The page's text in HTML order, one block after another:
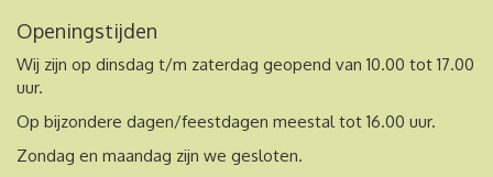
Openingstijden
Wij zijn op dinsdag t/m zaterdag geopend van 10.00 tot 17.00
uur.
Op bijzondere dagen/feestdagen meestal tot 16.00 uur.
Zondag en maandag zijn we gesloten.